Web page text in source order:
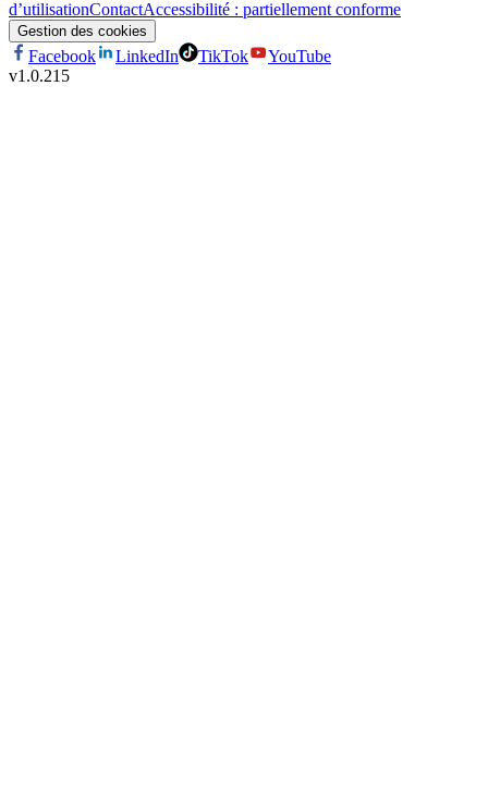
d’utilisationContactAccessibilité : partiellement conforme
Gestion des cookies
Facebook LinkedIn TikTok
YouTube
v1.0.215